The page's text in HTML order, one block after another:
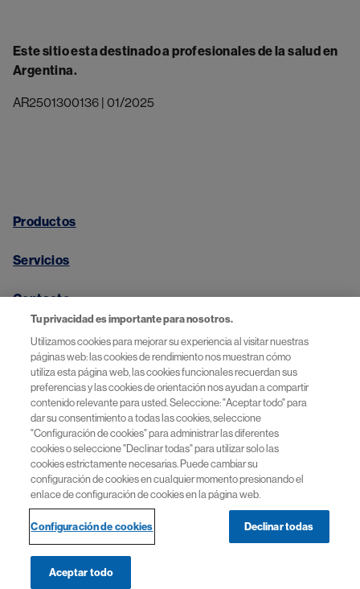
Este sitio esta destinado a profesionales de la salud en
Argentina.
AR2501300136 | 01/2025
Productos
Servicios
Contacto
Aviso de privacidad
Términos y Condiciones
Preguntas más frecuentes
© 2026 Novartis Argentina S.A. Todos los derechos
reservados.
Tu privacidad es importante para nosotros.
Utilizamos cookies para mejorar su experiencia al visitar nuestras
páginas web: las cookies de rendimiento nos muestran cómo
utiliza esta página web, las cookies funcionales recuerdan sus
preferencias y las cookies de orientación nos ayudan a compartir
contenido relevante para usted. Seleccione: "Aceptar todo" para
dar su consentimiento a todas las cookies, seleccione
"Configuración de cookies" para administrar las diferentes
cookies o seleccione "Declinar todas" para utilizar solo las
cookies estrictamente necesarias. Puede cambiar su
configuración de cookies en cualquier momento presionando el
enlace de configuración de cookies en la página web.
Configuración de cookies Declinar todas
Aceptar todo